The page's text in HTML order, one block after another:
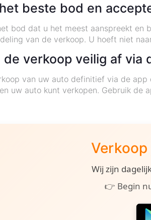
beste bod en
bod dat u het meest aanspreekt en
van de verkoop. U hoeft niet
de verkoop veilig af via
van uw auto definitief via de
uw auto kunt verkopen. Gebruik de
Wij zijn
👉 Begin